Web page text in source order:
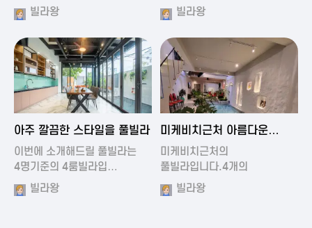
빌라왕
빌라왕
2024-11-19 01:01
아주 깔끔한 스타일을 풀빌라
이번에 소개해드릴 풀빌라는
4명기준의 4룸빌라입…
빌라왕
2024-11-16 15:32
미케비치근처 아름다운
풀빌라
미케비치근처의
풀빌라입니다.4개의
아름다운방과…
빌라왕